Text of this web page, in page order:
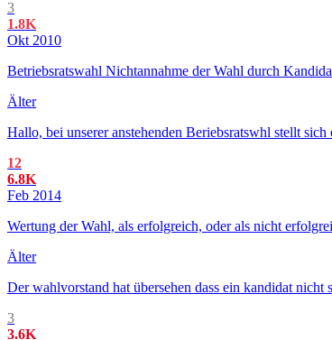
3
1.8K
Okt 2010
Betriebsratswahl Nichtannahme der Wahl durch
Älter
Hallo, bei unserer anstehenden Beriebsratswhl stellt
12
6.8K
Feb 2014
Wertung der Wahl, als erfolgreich, oder als nicht
Älter
Der wahlvorstand hat übersehen dass ein kandidat
3
3.6K